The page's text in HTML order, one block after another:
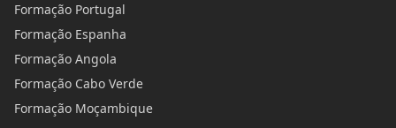
Formação Portugal
Formação Espanha
Formação Angola
Formação Cabo Verde
Formação Moçambique